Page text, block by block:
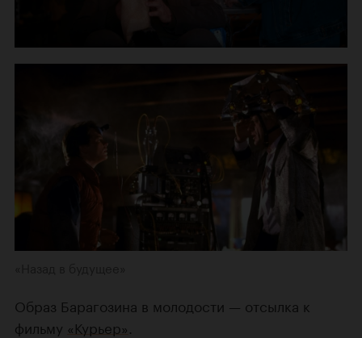
Образ Барагозина в молодости — отсылка к
фильму «Курьер»